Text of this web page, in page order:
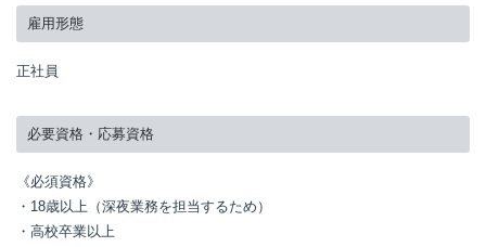
雇用形態
正社員
必要資格・応募資格
《必須資格》
・18歳以上（深夜業務を担当するため）
・高校卒業以上